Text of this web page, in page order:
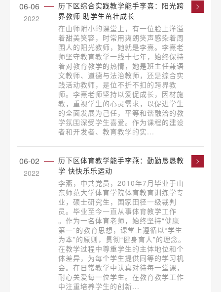
06-06
2022
历下区综合实践教学能手李熹：阳光跨
界教师 助学生茁壮成长
在山师附小的课堂上，有一位脸上洋溢
着甜美笑容，时常用爽朗笑声感染着周
围人的阳光教师，她就是李熹。李熹老
师坚守教育教学一线十七年，始终保持
着对教育教学的热情，她是班主任兼语
文教师、道德与法治教师，还是综合实
践活动教师，是位不折不扣的跨界教
师。李熹老师坚持以爱促成长，因材施
教，重视学生的心灵需求，以促进学生
的全面发展为己任，平等和谐融洽的教
学氛围深受学生喜爱。作为课程的建设
者和开发者、教育教学的实...
06-02
2022
历下区体育教学能手李燕：勤勤恳恳教
学 快快乐乐运动
李燕，中共党员，2010年7月毕业于山
东师范大学体育学院体育教育训练学专
业，硕士研究生，国家田径一级裁判
员。毕业至今一直从事体育教学工作
。作为一名体育老师，始终坚持“健康
第一”的教育思想，课堂上遵循以“学生
为本”的原则，贯彻“健身育人”的理念。
在教学过程中尊重学生的主体地位和个
体差异，为每个学生提供同等的学习机
会。在日常教学中认真对待每一堂课，
耐心关爱每一位学生。在教育教学工作
中注重培养学生的创新...